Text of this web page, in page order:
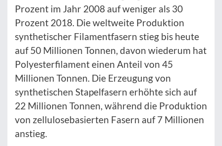
Prozent im Jahr 2008 auf weniger als 30
Prozent 2018. Die weltweite Produktion
synthetischer Filamentfasern stieg bis heute
auf 50 Millionen Tonnen, davon wiederum hat
Polyesterfilament einen Anteil von 45
Millionen Tonnen. Die Erzeugung von
synthetischen Stapelfasern erhöhte sich auf
22 Millionen Tonnen, während die Produktion
von zellulosebasierten Fasern auf 7 Millionen
anstieg.